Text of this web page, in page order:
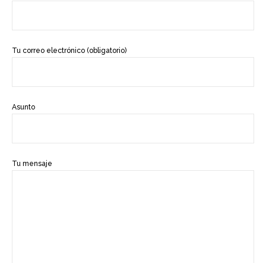
Tu correo electrónico (obligatorio)
Asunto
Tu mensaje